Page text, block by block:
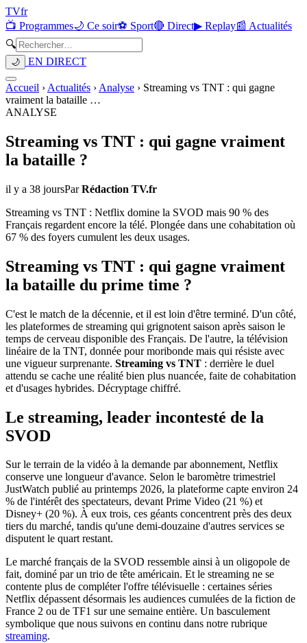
TVfr
📺 Programmes🌙 Ce soir⚽ Sport🔴 Direct▶ Replay📰 Actualités
🔍
🌙 EN DIRECT
Accueil › Actualités › Analyse › Streaming vs TNT : qui gagne
vraiment la bataille …
ANALYSE
Streaming vs TNT : qui gagne vraiment
la bataille ?
il y a 38 joursParRédaction TV.fr
Streaming vs TNT : Netflix domine la SVOD mais 90 % des
Français regardent encore la télé. Plongée dans une cohabitation où
67 % des foyers cumulent les deux usages.
Streaming vs TNT : qui gagne vraiment
la bataille du prime time ?
C'est le match de la décennie, et il est loin d'être terminé. D'un côté,
les plateformes de streaming qui grignotent saison après saison le
temps de cerveau disponible des Français. De l'autre, la télévision
linéaire de la TNT, donnée pour moribonde mais qui résiste avec
une vigueur surprenante. Streaming vs TNT : derrière le duel
attendu se cache une réalité bien plus nuancée, faite de cohabitation
et d'usages hybrides. Décryptage chiffré.
Le streaming, leader incontesté de la
SVOD
Sur le terrain de la vidéo à la demande par abonnement, Netflix
conserve une longueur d'avance. Selon le baromètre trimestriel
JustWatch publié au printemps 2026, la plateforme capte environ 24
% de l'intérêt des spectateurs, devant Prime Video (21 %) et
Disney+ (20 %). À eux trois, ces géants concentrent près des deux
tiers du marché, tandis qu'une demi-douzaine d'autres services se
disputent le quart restant.
Le marché français de la SVOD ressemble ainsi à un oligopole de
fait, dominé par un trio de tête américain. Et le streaming ne se
contente plus de compléter l'offre télévisuelle : certaines séries
Netflix dépassent désormais les audiences cumulées de la fiction de
France 2 ou de TF1 sur une semaine entière. Un basculement
symbolique que nous suivons en continu dans notre rubrique
streaming.